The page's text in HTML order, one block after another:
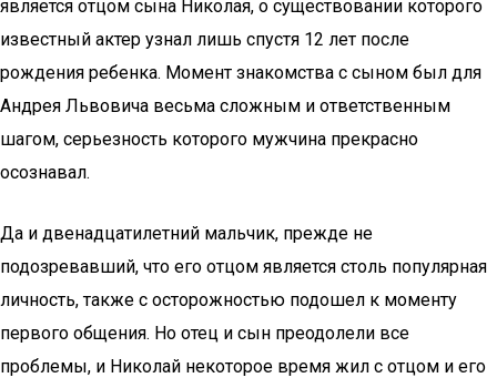
является отцом сына Николая, о существовании которого
известный актер узнал лишь спустя 12 лет после
рождения ребенка. Момент знакомства с сыном был для
Андрея Львовича весьма сложным и ответственным
шагом, серьезность которого мужчина прекрасно
осознавал.
Да и двенадцатилетний мальчик, прежде не
подозревавший, что его отцом является столь популярная
личность, также с осторожностью подошел к моменту
первого общения. Но отец и сын преодолели все
проблемы, и Николай некоторое время жил с отцом и его